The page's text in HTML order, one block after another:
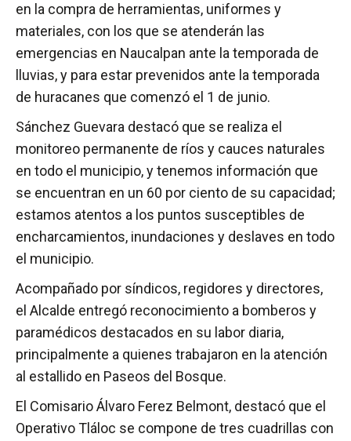
en la compra de herramientas, uniformes y
materiales, con los que se atenderán las
emergencias en Naucalpan ante la temporada de
lluvias, y para estar prevenidos ante la temporada
de huracanes que comenzó el 1 de junio.
Sánchez Guevara destacó que se realiza el
monitoreo permanente de ríos y cauces naturales
en todo el municipio, y tenemos información que
se encuentran en un 60 por ciento de su capacidad;
estamos atentos a los puntos susceptibles de
encharcamientos, inundaciones y deslaves en todo
el municipio.
Acompañado por síndicos, regidores y directores,
el Alcalde entregó reconocimiento a bomberos y
paramédicos destacados en su labor diaria,
principalmente a quienes trabajaron en la atención
al estallido en Paseos del Bosque.
El Comisario Álvaro Ferez Belmont, destacó que el
Operativo Tláloc se compone de tres cuadrillas con